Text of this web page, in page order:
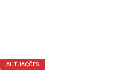
AUTUAÇÕES